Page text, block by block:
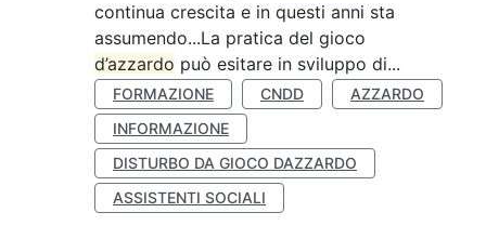
continua crescita e in questi anni sta
assumendo...La pratica del gioco
d’azzardo può esitare in sviluppo di...
FORMAZIONE CNDD
AZZARDO
INFORMAZIONE
DISTURBO DA GIOCO DAZZARDO
ASSISTENTI SOCIALI